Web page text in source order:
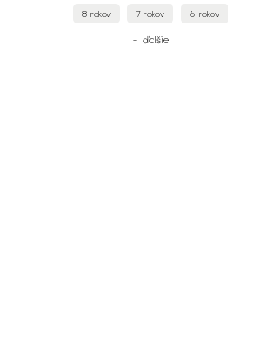
8 rokov 7 rokov 6 rokov
+ ďalšie